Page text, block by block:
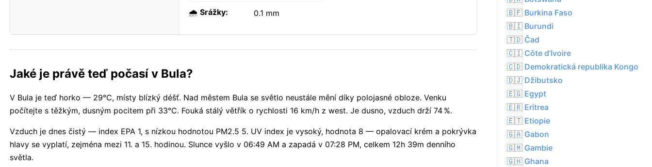
🌧️ Srážky: 0.1 mm
Jaké je právě teď počasí v Bula?
V Bula je teď horko — 29°C, místy blízký déšť. Nad městem Bula se světlo neustále mění díky polojasné obloze. Venku
počítejte s těžkým, dusným pocitem při 33°C. Fouká stálý větřík o rychlosti 16 km/h z west. Je dusno, vzduch drží 74 %.
Vzduch je dnes čistý — index EPA 1, s nízkou hodnotou PM2.5 5. UV index je vysoký, hodnota 8 — opalovací krém a pokrývka
hlavy se vyplatí, zejména mezi 11. a 15. hodinou. Slunce vyšlo v 06:49 AM a zapadá v 07:28 PM, celkem 12h 39m denního
světla.
🇧🇫 Burkina Faso
🇧🇮 Burundi
🇹🇩 Čad
🇨🇮 Côte d’Ivoire
🇨🇩 Demokratická republika Kongo
🇩🇯 Džibutsko
🇪🇬 Egypt
🇪🇷 Eritrea
🇪🇹 Etiopie
🇬🇦 Gabon
🇬🇲 Gambie
🇬🇭 Ghana